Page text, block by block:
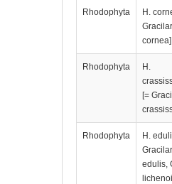
Rhodophyta
H.
cornea]
Rhodophyta
H.
[=
Rhodophyta
H.
edulis,